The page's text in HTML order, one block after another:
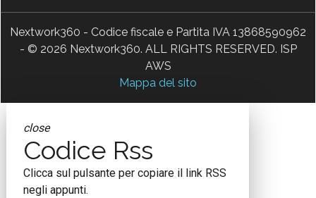
Nextwork360 - Codice fiscale e Partita IVA 13868590962
- © 2026 Nextwork360. ALL RIGHTS RESERVED. ISP
AWS
Mappa del sito
close
Codice Rss
Clicca sul pulsante per copiare il link RSS
negli appunti.